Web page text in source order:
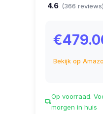
4.6 (366 reviews)
Bekijk op
Op voorraad.
morgen in huis